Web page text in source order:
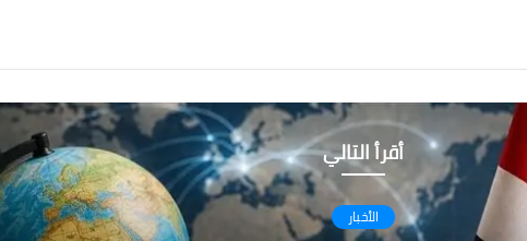
أقرأ التالي
الأخبار